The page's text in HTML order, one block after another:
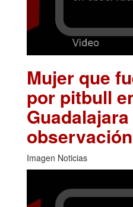
Mujer que
por pitbull
observación
Imagen Noticias